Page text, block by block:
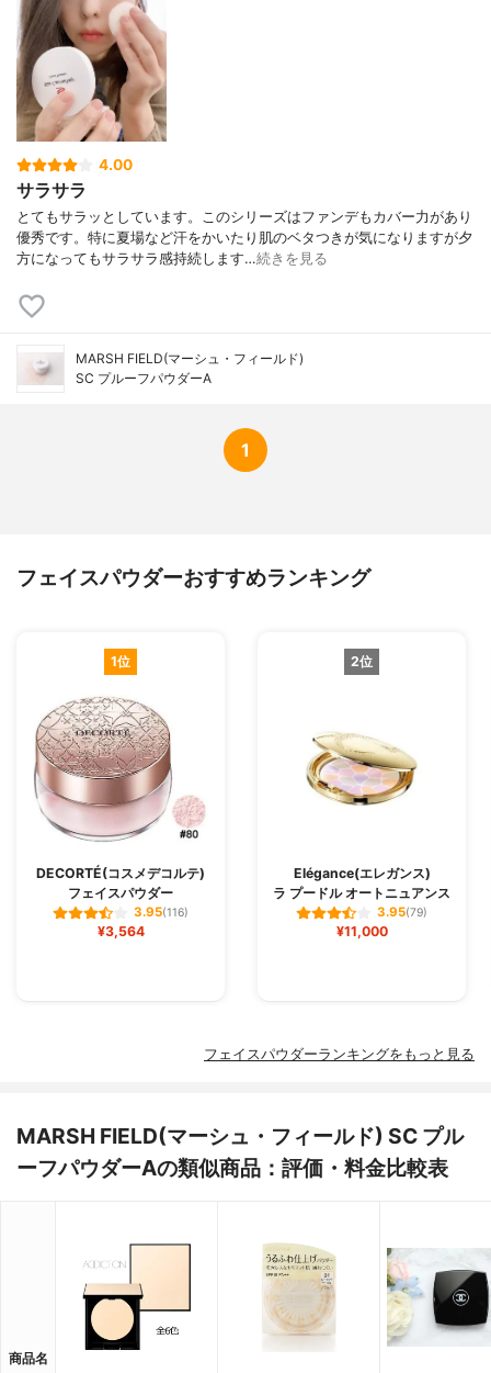
4.00
サラサラ
とてもサラッとしています。このシリーズはファンデもカバー力があり
優秀です。特に夏場など汗をかいたり肌のベタつきが気になりますが夕
方になってもサラサラ感持続します…続きを見る
MARSH FIELD(マーシュ・フィールド)
SC プルーフパウダーA
1
フェイスパウダーおすすめランキング
1位
DECORTÉ(コスメデコルテ)
フェイスパウダー
3.95(116)
¥3,564
2位
Elégance(エレガンス)
ラ プードル オートニュアンス
3.95(79)
¥11,000
フェイスパウダーランキングをもっと見る
MARSH FIELD(マーシュ・フィールド) SC プル
ーフパウダーAの類似商品：評価・料金比較表
商品名